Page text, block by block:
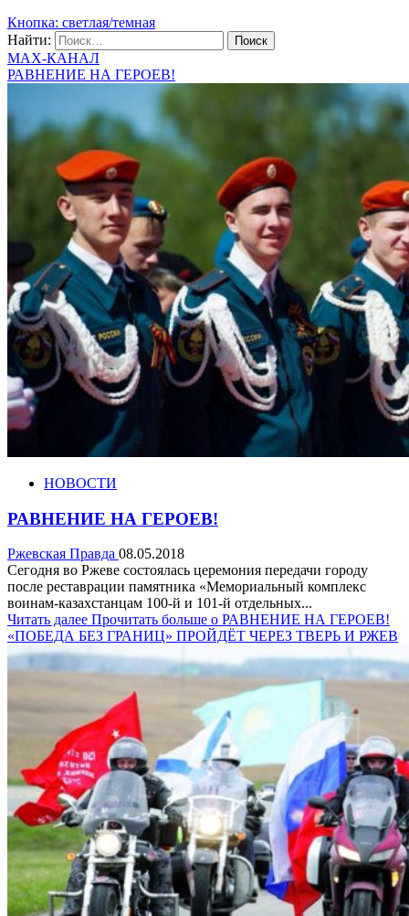
Кнопка: светлая/темная
Найти:
MAX-КАНАЛ
РАВНЕНИЕ НА ГЕРОЕВ!
НОВОСТИ
РАВНЕНИЕ НА ГЕРОЕВ!
Ржевская Правда 08.05.2018
Сегодня во Ржеве состоялась церемония передачи городу
после реставрации памятника «Мемориальный комплекс
воинам-казахстанцам 100-й и 101-й отдельных...
Читать далее Прочитать больше о РАВНЕНИЕ НА ГЕРОЕВ!
«ПОБЕДА БЕЗ ГРАНИЦ» ПРОЙДЁТ ЧЕРЕЗ ТВЕРЬ И РЖЕВ